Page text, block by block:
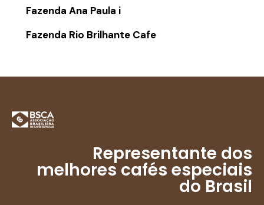
Fazenda Ana Paula i
Fazenda Rio Brilhante Cafe
Representante dos
melhores cafés especiais
do Brasil